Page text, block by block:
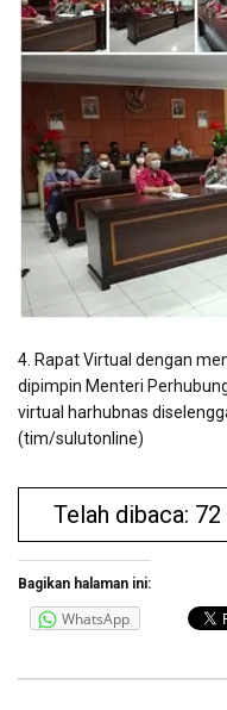
4. Rapat Virtual dengan
dipimpin Menteri
virtual harhubnas
(tim/sulutonline)
Telah dibaca: 72
Bagikan halaman ini:
WhatsApp